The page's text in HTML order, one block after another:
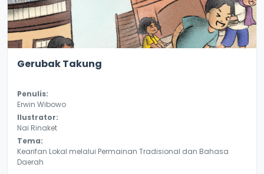
Gerubak Takung
Penulis:
Erwin Wibowo
Ilustrator:
Nai Rinaket
Tema:
Kearifan Lokal melalui Permainan Tradisional dan Bahasa
Daerah